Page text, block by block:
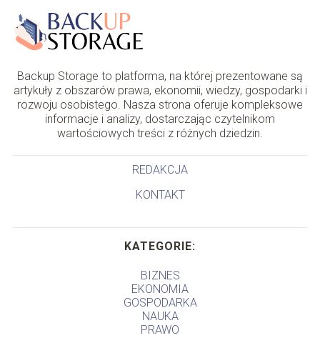
Backup Storage to platforma, na której prezentowane są
artykuły z obszarów prawa, ekonomii, wiedzy, gospodarki i
rozwoju osobistego. Nasza strona oferuje kompleksowe
informacje i analizy, dostarczając czytelnikom
wartościowych treści z różnych dziedzin.
REDAKCJA
KONTAKT
KATEGORIE:
BIZNES
EKONOMIA
GOSPODARKA
NAUKA
PRAWO